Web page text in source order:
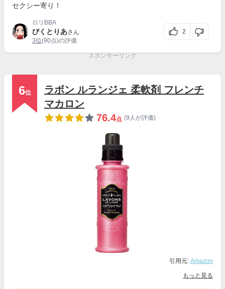
セクシー寄り！
ロリBBA
びくとりあさん
3位(90点)の評価
2
スポンサーリンク
6位
ラボン ルランジェ 柔軟剤 フレンチ
マカロン
76.4点 (9人が評価)
引用元: Amazon
もっと見る